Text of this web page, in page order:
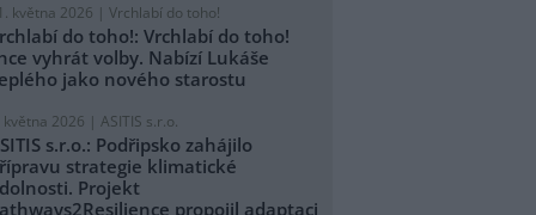
května 2026 | Vrchlabí do toho!
do toho!: Vrchlabí do toho!
vyhrát volby. Nabízí Lukáše
jako nového starostu
května 2026 | ASITIS s.r.o.
s.r.o.: Podřipsko zahájilo
strategie klimatické
Projekt
propojil adaptaci